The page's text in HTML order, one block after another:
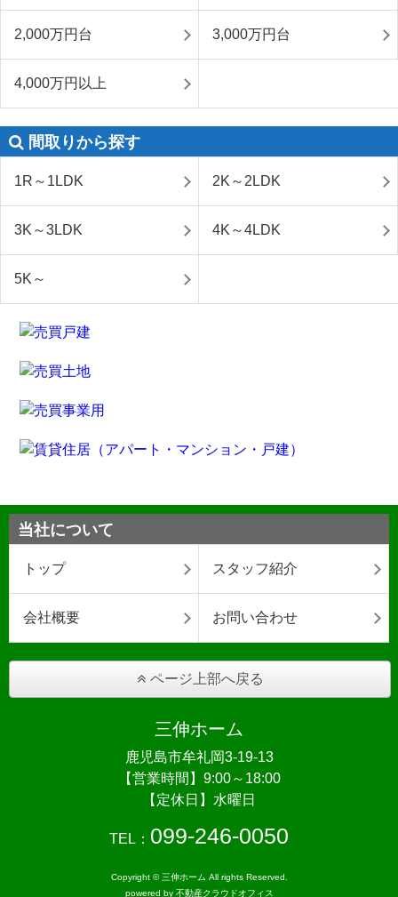
2,000万円台 3,000万円台
4,000万円以上
間取りから探す
1R～1LDK 2K～2LDK
3K～3LDK 4K～4LDK
5K～
当社について
トップ スタッフ紹介
会社概要 お問い合わせ
ページ上部へ戻る
三伸ホーム
鹿児島市牟礼岡3-19-13
【営業時間】9:00～18:00
【定休日】水曜日
TEL： 099-246-0050
Copyright © 三伸ホーム All rights Reserved.
powered by 不動産クラウドオフィス